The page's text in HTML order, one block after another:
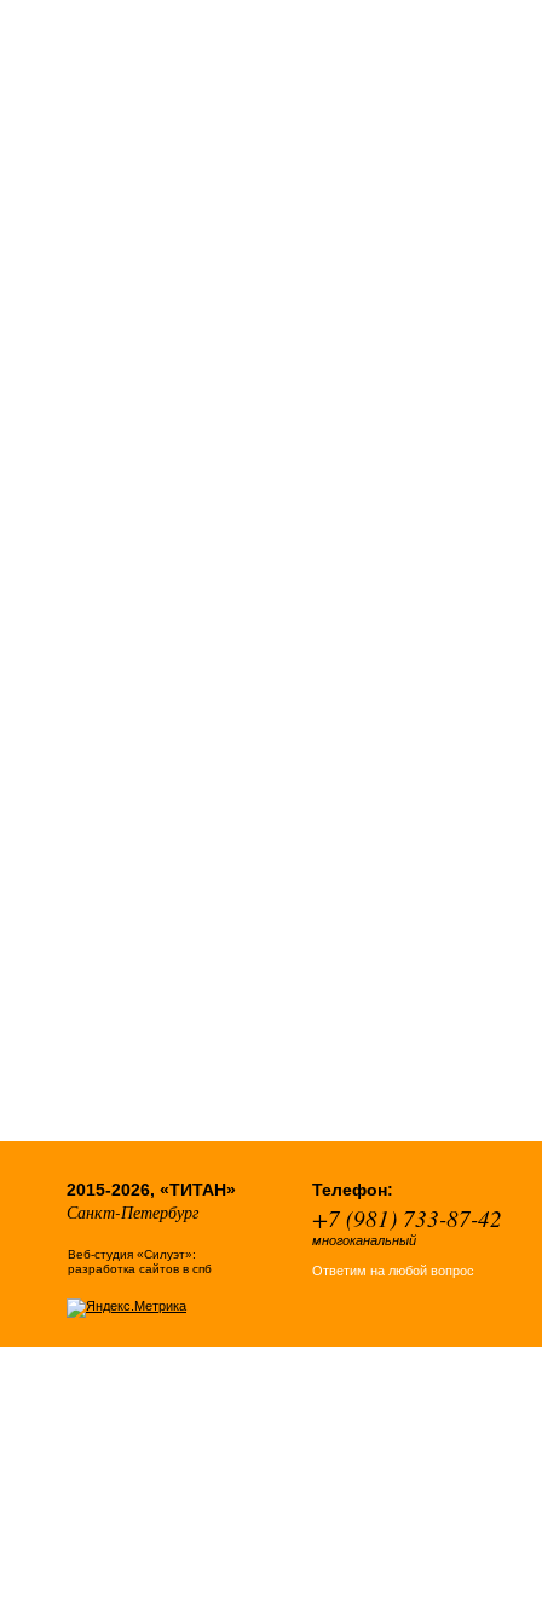
2015-2026, «ТИТАН»
Санкт-Петербург
Веб-студия «Силуэт»:
разработка сайтов в спб
Телефон:
+7 (981) 733-87-42
многоканальный
Ответим на любой вопрос